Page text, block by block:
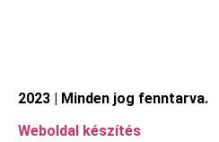
2023 | Minden jog fenntarva.
Weboldal készítés